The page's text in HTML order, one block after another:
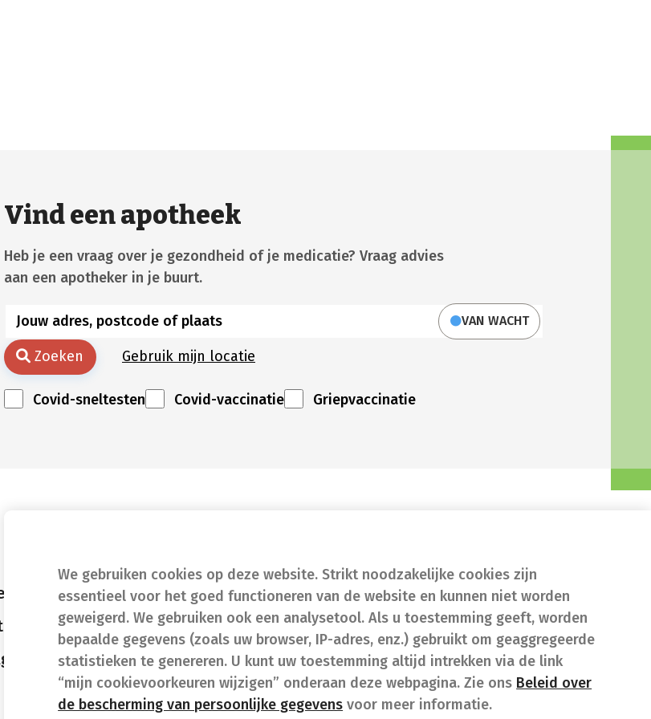
We gebruiken cookies op deze website. Strikt noodzakelijke cookies zijn
essentieel voor het goed functioneren van de website en kunnen niet worden
geweigerd. We gebruiken ook een analysetool. Als u toestemming geeft, worden
bepaalde gegevens (zoals uw browser, IP-adres, enz.) gebruikt om geaggregeerde
statistieken te genereren. U kunt uw toestemming altijd intrekken via de link
“mijn cookievoorkeuren wijzigen” onderaan deze webpagina. Zie ons Beleid over
de bescherming van persoonlijke gegevens voor meer informatie.
Vind een apotheek
Heb je een vraag over je gezondheid of je medicatie? Vraag advies
aan een apotheker in je buurt.
VAN WACHT
Zoeken Gebruik mijn locatie
Covid-sneltesten Covid-vaccinatie Griepvaccinatie
van nood
vragen (FAQ)